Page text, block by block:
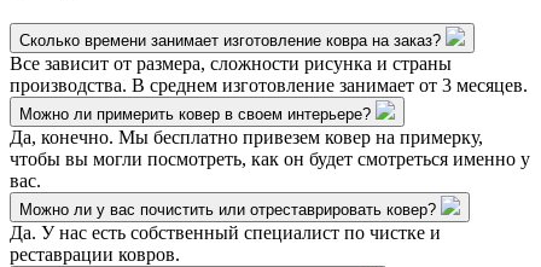
Сколько времени занимает изготовление ковра на заказ?
Все зависит от размера, сложности рисунка и страны
производства. В среднем изготовление занимает от 3 месяцев.
Можно ли примерить ковер в своем интерьере?
Да, конечно. Мы бесплатно привезем ковер на примерку,
чтобы вы могли посмотреть, как он будет смотреться именно у
вас.
Можно ли у вас почистить или отреставрировать ковер?
Да. У нас есть собственный специалист по чистке и
реставрации ковров.